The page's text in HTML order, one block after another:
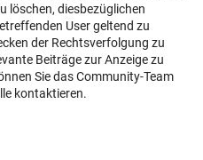
Beiträge zur Anzeige zu
Sie das Community-Team
kontaktieren.